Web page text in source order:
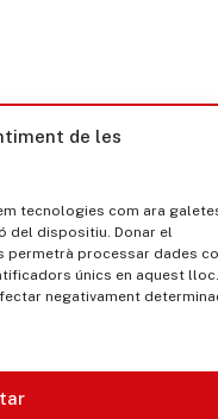
de les
tecnologies com ara
del dispositiu. Donar el
permetrà processar dades
únics en aquest
negativament